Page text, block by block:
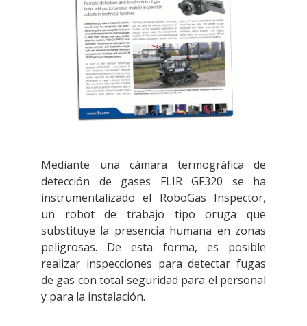
Mediante una cámara termográfica de
detección de gases FLIR GF320 se ha
instrumentalizado el RoboGas Inspector,
un robot de trabajo tipo oruga que
substituye la presencia humana en zonas
peligrosas. De esta forma, es posible
realizar inspecciones para detectar fugas
de gas con total seguridad para el personal
y para la instalación.